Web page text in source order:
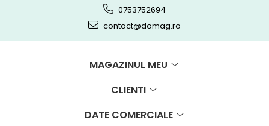
0753752694
contact@domag.ro
MAGAZINUL MEU
CLIENTI
DATE COMERCIALE